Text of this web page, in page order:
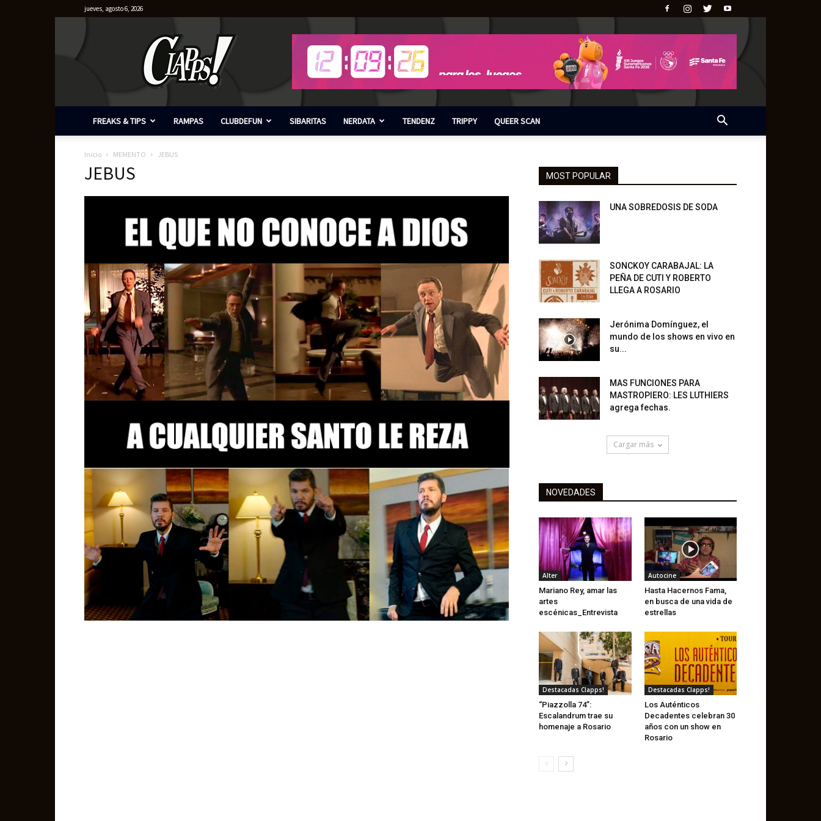
jueves, agosto 6, 2026
FREAKS & TIPS RAMPAS CLUBDEFUN SIBARITAS NERDATA TENDENZ TRIPPY QUEER SCAN
Inicio MEMENTO JEBUS
JEBUS MOST POPULAR
UNA SOBREDOSIS DE SODA
SONCKOY CARABAJAL: LA
PEÑA DE CUTI Y ROBERTO
LLEGA A ROSARIO
Jerónima Domínguez, el
mundo de los shows en vivo en
su...
MAS FUNCIONES PARA
MASTROPIERO: LES LUTHIERS
agrega fechas.
Cargar más
NOVEDADES
Alter
Mariano Rey, amar las
artes
escénicas_Entrevista
Autocine
Hasta Hacernos Fama,
en busca de una vida de
estrellas
Destacadas Clapps!
“Piazzolla 74”:
Escalandrum trae su
homenaje a Rosario
Destacadas Clapps!
Los Auténticos
Decadentes celebran 30
años con un show en
Rosario